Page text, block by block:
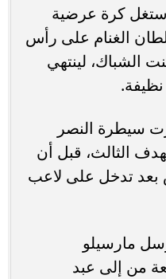
استغل كرة عرضية
الغنام على رأس
الشباك، لينتهي
نظيفة.
سيطرة النصر
الثالث، قبل أن
بعد تدخل على لاعب
أرسل مارسيلو
من إلى عبد